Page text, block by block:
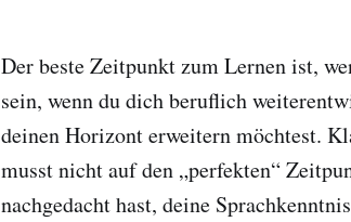
Der beste Zeitpunkt zum Lernen ist,
sein, wenn du dich beruflich
deinen Horizont erweitern möchtest.
musst nicht auf den „perfekten“
nachgedacht hast, deine